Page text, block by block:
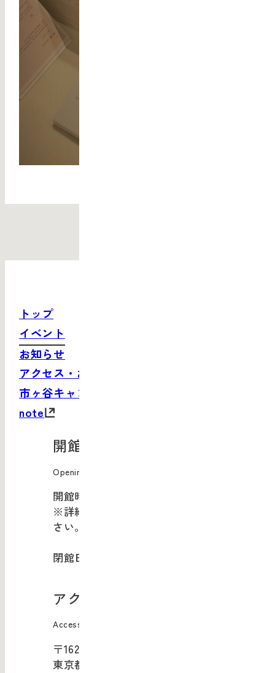
トップ
イベント
お知らせ
アクセス・お問い合わせ
市ヶ谷キャンパスサイト
note
開館情報
Opening Information
開館時間：10:00-20:00
※詳細は
さい。
閉館日：年末年始
アクセス
Access
〒162-0843
東京都新宿区市谷田町1-4